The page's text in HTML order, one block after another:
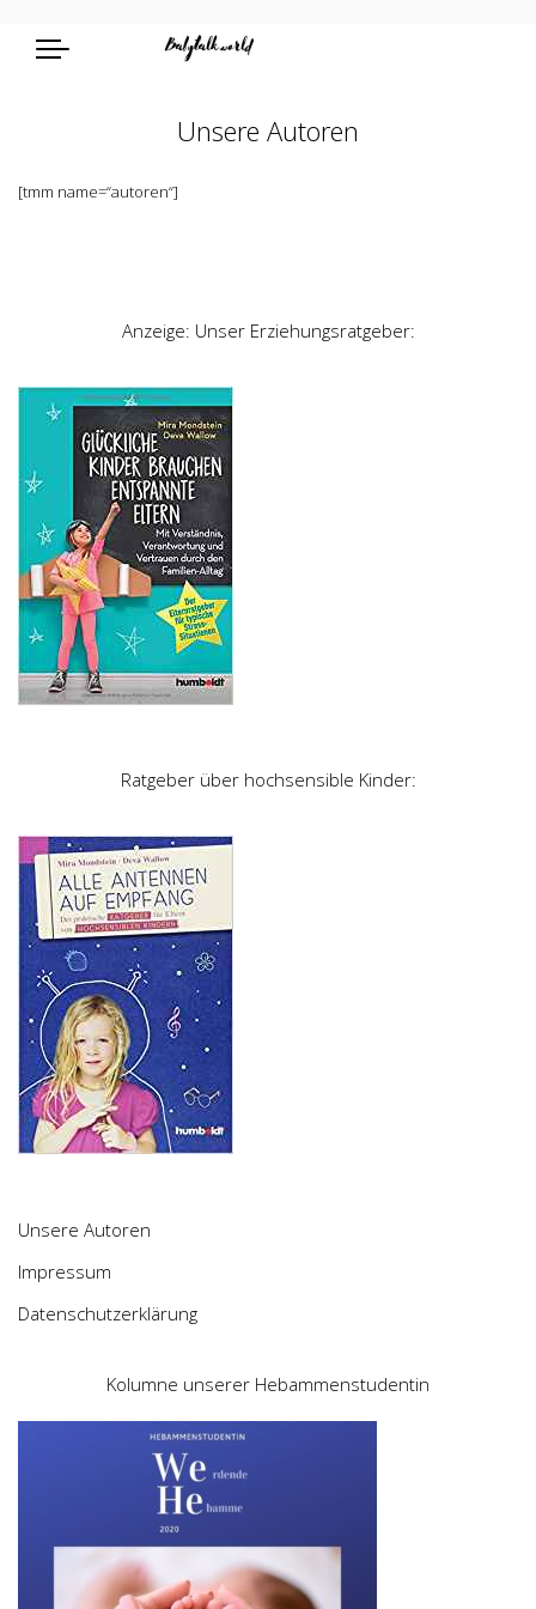
Unsere Autoren
[tmm name=“autoren“]
Anzeige: Unser Erziehungsratgeber:
Ratgeber über hochsensible Kinder:
Unsere Autoren
Impressum
Datenschutzerklärung
Kolumne unserer Hebammenstudentin